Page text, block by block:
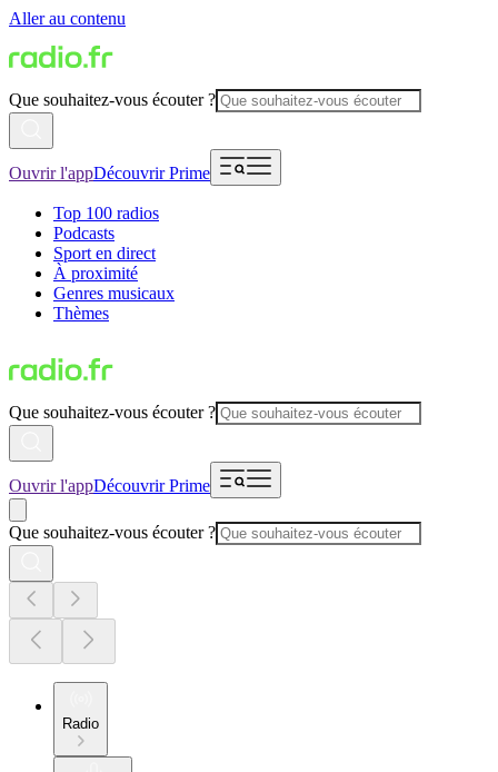
Aller au contenu
Que souhaitez-vous écouter ?
Ouvrir l'appDécouvrir Prime
Top 100 radios
Podcasts
Sport en direct
À proximité
Genres musicaux
Thèmes
Que souhaitez-vous écouter ?
Ouvrir l'appDécouvrir Prime
Que souhaitez-vous écouter ?
Radio